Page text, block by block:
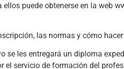
puede obtenerse en la web
las normas y cómo
les entregará un diploma
servicio de formación del